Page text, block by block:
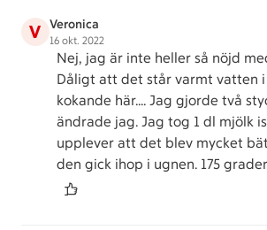
V Veronica
16 okt. 2022
Nej, jag är inte heller så nöjd
Dåligt att det står varmt vatten
kokande här.... Jag gjorde två
ändrade jag. Jag tog 1 dl mjölk
upplever att det blev mycket
den gick ihop i ugnen. 175